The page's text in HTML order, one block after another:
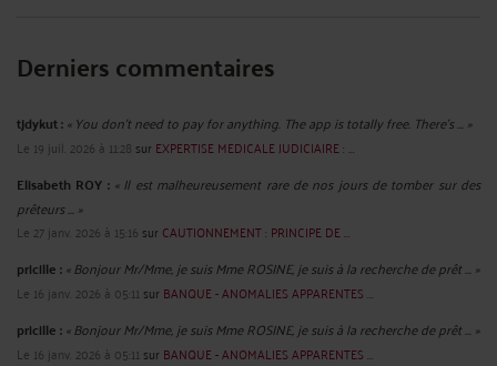
Derniers commentaires
tjdykut :« You don’t need to pay for anything. The app is totally free. There’s ... »
Le 19 juil. 2026 à 11:28 sur EXPERTISE MEDICALE JUDICIAIRE : ...
Elisabeth ROY : « Il est malheureusement rare de nos jours de tomber sur des
prêteurs ... »
Le 27 janv. 2026 à 15:16 sur CAUTIONNEMENT : PRINCIPE DE ...
pricille :« Bonjour Mr/Mme, je suis Mme ROSINE, je suis à la recherche de prêt ... »
Le 16 janv. 2026 à 05:11 sur BANQUE - ANOMALIES APPARENTES ...
pricille :« Bonjour Mr/Mme, je suis Mme ROSINE, je suis à la recherche de prêt ... »
Le 16 janv. 2026 à 05:11 sur BANQUE - ANOMALIES APPARENTES ...